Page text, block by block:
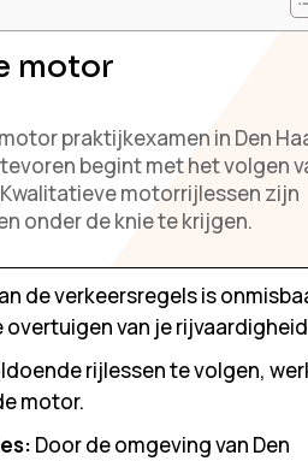
motor
praktijkexamen in Den
begint met het volgen
motorrijlessen zijn
onder de knie te krijgen.
de verkeersregels is
van je
rijlessen te volgen,
motor.
Door de omgeving van Den